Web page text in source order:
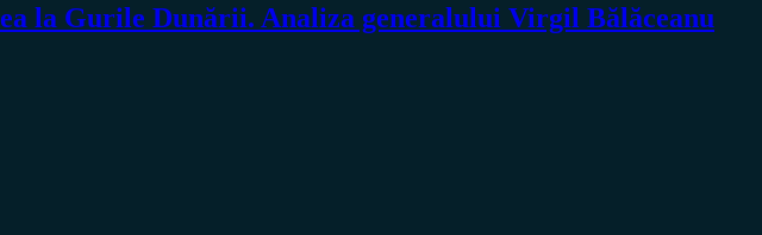
la Gurile Dunării. Analiza generalului Virgil Bălăceanu